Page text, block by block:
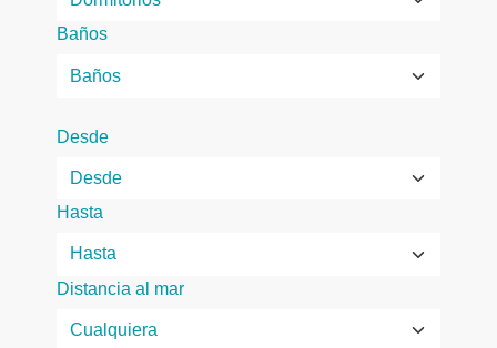
Baños
Desde
Hasta
Distancia al mar